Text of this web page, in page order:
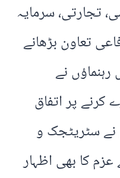
تجارتی، سرمایہ
تعاون بڑھانے
نے
کرنے پر اتفاق
نے سٹریٹجک و
کا بھی اظہار